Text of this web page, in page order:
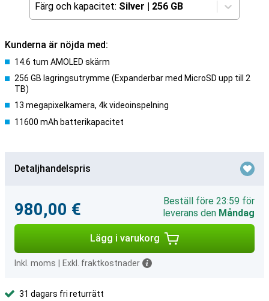
Färg och kapacitet: Silver | 256 GB
Kunderna är nöjda med:
14.6 tum AMOLED skärm
256 GB lagringsutrymme (Expanderbar med MicroSD upp till 2
TB)
13 megapixelkamera, 4k videoinspelning
11600 mAh batterikapacitet
Detaljhandelspris
980,00 €
Beställ före 23:59 för
leverans den Måndag
Lägg i varukorg
Inkl. moms Exkl. fraktkostnader
31 dagars fri returrätt